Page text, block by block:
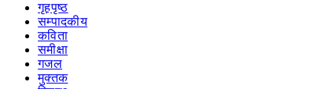
गृहपृष्‍ठ
सम्पादकीय
कविता
समीक्षा
गजल
मुक्तक